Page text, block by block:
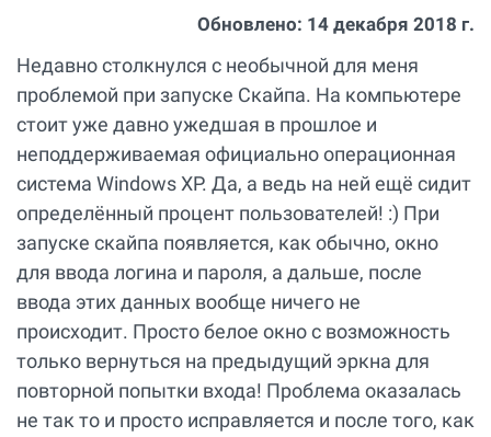
Обновлено: 14 декабря 2018 г.
Недавно столкнулся с необычной для меня
проблемой при запуске Скайпа. На компьютере
стоит уже давно ужедшая в прошлое и
неподдерживаемая официально операционная
система Windows XP. Да, а ведь на ней ещё сидит
определённый процент пользователей! :) При
запуске скайпа появляется, как обычно, окно
для ввода логина и пароля, а дальше, после
ввода этих данных вообще ничего не
происходит. Просто белое окно с возможность
только вернуться на предыдущий эркна для
повторной попытки входа! Проблема оказалась
не так то и просто исправляется и после того, как